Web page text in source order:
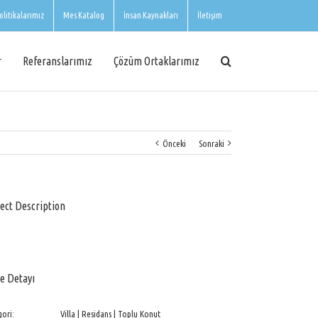
Mes Katalog İnsan Kaynakları İletişim
Referanslarımız Çözüm Ortaklarımız
Önceki Sonraki
Description
Detayı
Villa | Residans | Toplu Konut